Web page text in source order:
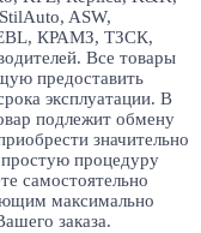
ASW,
КРАМЗ, ТЗСК,
Все товары
предоставить
эксплуатации. В
подлежит обмену
значительно
процедуру
самостоятельно
максимально
заказа.